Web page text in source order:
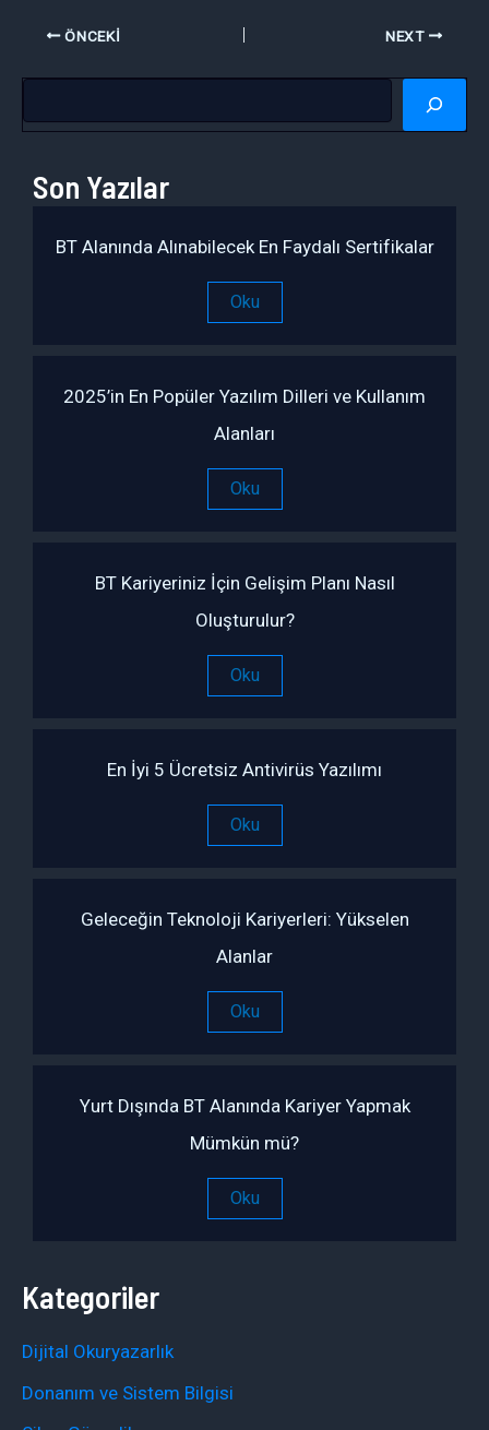
ÖNCEKI NEXT
a
Son Yazılar
BT Alanında Alınabilecek En Faydalı Sertifikalar
Oku
2025’in En Popüler Yazılım Dilleri ve Kullanım
Alanları
Oku
BT Kariyeriniz İçin Gelişim Planı Nasıl
Oluşturulur?
Oku
En İyi 5 Ücretsiz Antivirüs Yazılımı
Oku
Geleceğin Teknoloji Kariyerleri: Yükselen
Alanlar
Oku
Yurt Dışında BT Alanında Kariyer Yapmak
Mümkün mü?
Oku
Kategoriler
Dijital Okuryazarlık
Donanım ve Sistem Bilgisi